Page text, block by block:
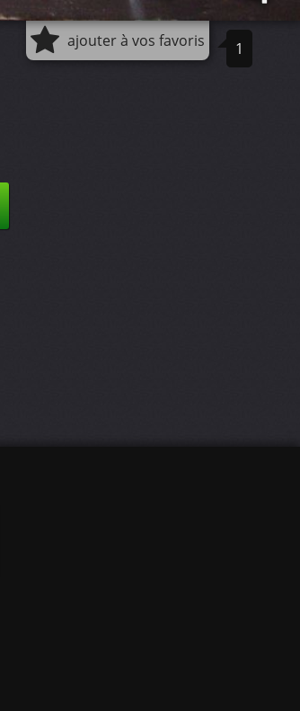
ajouter à vos favoris 1